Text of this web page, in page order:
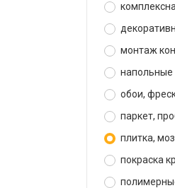
монтаж
напольные
обои,
паркет,
плитка,
покраска